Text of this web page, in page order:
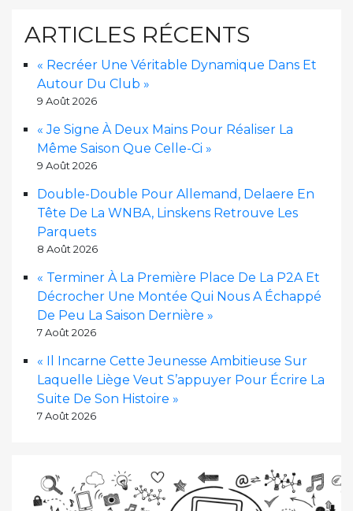
ARTICLES RÉCENTS
« Recréer Une Véritable Dynamique Dans Et
Autour Du Club »
9 Août 2026
« Je Signe À Deux Mains Pour Réaliser La
Même Saison Que Celle-Ci »
9 Août 2026
Double-Double Pour Allemand, Delaere En
Tête De La WNBA, Linskens Retrouve Les
Parquets
8 Août 2026
« Terminer À La Première Place De La P2A Et
Décrocher Une Montée Qui Nous A Échappé
De Peu La Saison Dernière »
7 Août 2026
« Il Incarne Cette Jeunesse Ambitieuse Sur
Laquelle Liège Veut S’appuyer Pour Écrire La
Suite De Son Histoire »
7 Août 2026